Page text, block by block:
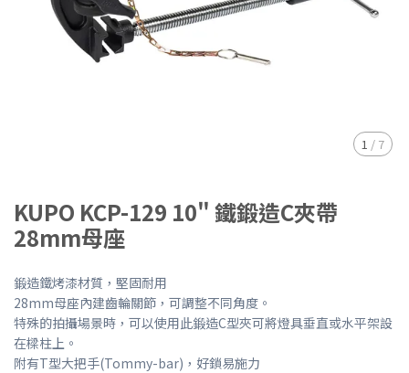
1 / 7
KUPO KCP-129 10" 鐵鍛造C夾帶
28mm母座
鍛造鐵烤漆材質，堅固耐用
28mm母座內建齒輪關節，可調整不同角度。
特殊的拍攝場景時，可以使用此鍛造C型夾可將燈具垂直或水平架設
在樑柱上。
附有T型大把手(Tommy-bar)，好鎖易施力